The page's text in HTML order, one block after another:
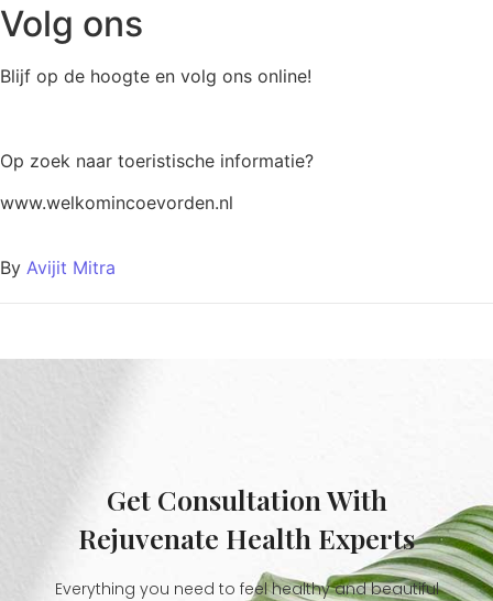
Volg ons
Blijf op de hoogte en volg ons online!
Op zoek naar toeristische informatie?
www.welkomincoevorden.nl
By Avijit Mitra
Get Consultation With
Rejuvenate Health Experts
Everything you need to feel healthy and beautiful